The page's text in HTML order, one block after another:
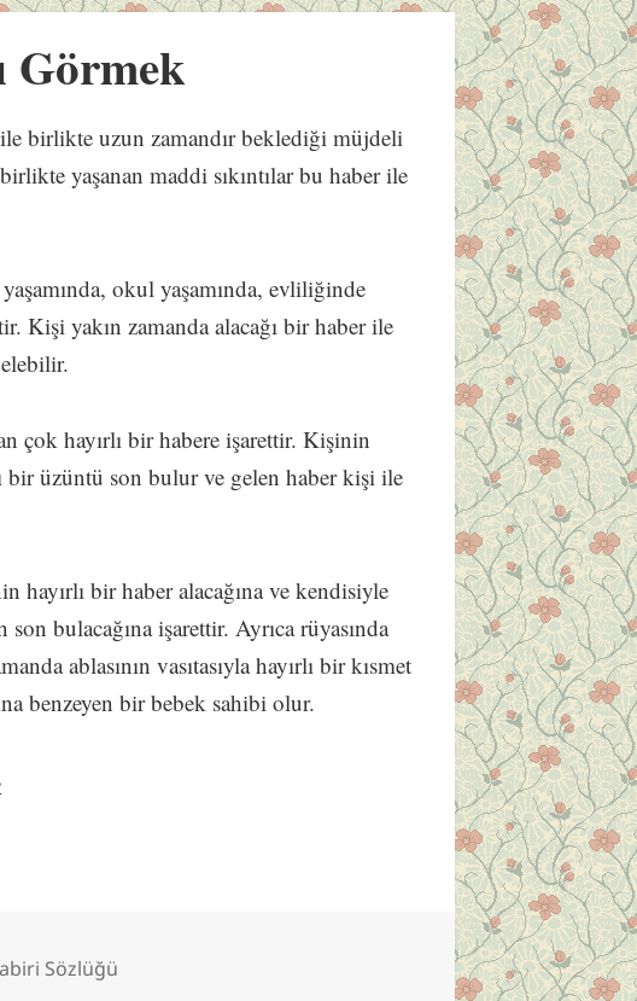
Görmek
birlikte uzun zamandır beklediği müjdeli
yaşanan maddi sıkıntılar bu haber ile
okul yaşamında, evliliğinde
Kişi yakın zamanda alacağı bir haber ile
çok hayırlı bir habere işarettir. Kişinin
bir üzüntü son bulur ve gelen haber kişi ile
hayırlı bir haber alacağına ve kendisiyle
bulacağına işarettir. Ayrıca rüyasında
ablasının vasıtasıyla hayırlı bir kısmet
benzeyen bir bebek sahibi olur.
Sözlüğü